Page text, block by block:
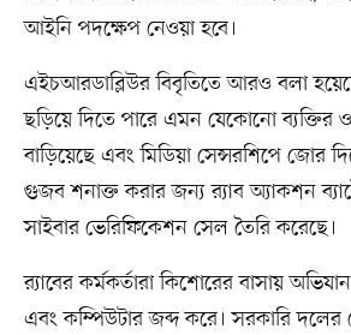
আইনি পদক্ষেপ নেওয়া হবে।
এইচআরডাব্লিউর বিবৃতিতে আরও বলা
ছড়িয়ে দিতে পারে এমন যেকোনো ব্যক্তির
বাড়িয়েছে এবং মিডিয়া সেন্সরশিপে জোর
গুজব শনাক্ত করার জন্য র‌্যাব অ্যাকশন
সাইবার ভেরিফিকেশন সেল তৈরি করেছে।
র‌্যাবের কর্মকর্তারা কিশোরের বাসায়
এবং কম্পিউটার জব্দ করে। সরকারি দলের